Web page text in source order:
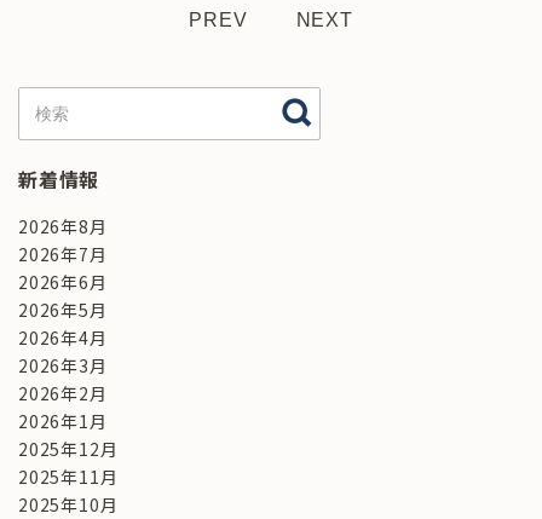
PREV NEXT
新着情報
2026年8月
2026年7月
2026年6月
2026年5月
2026年4月
2026年3月
2026年2月
2026年1月
2025年12月
2025年11月
2025年10月